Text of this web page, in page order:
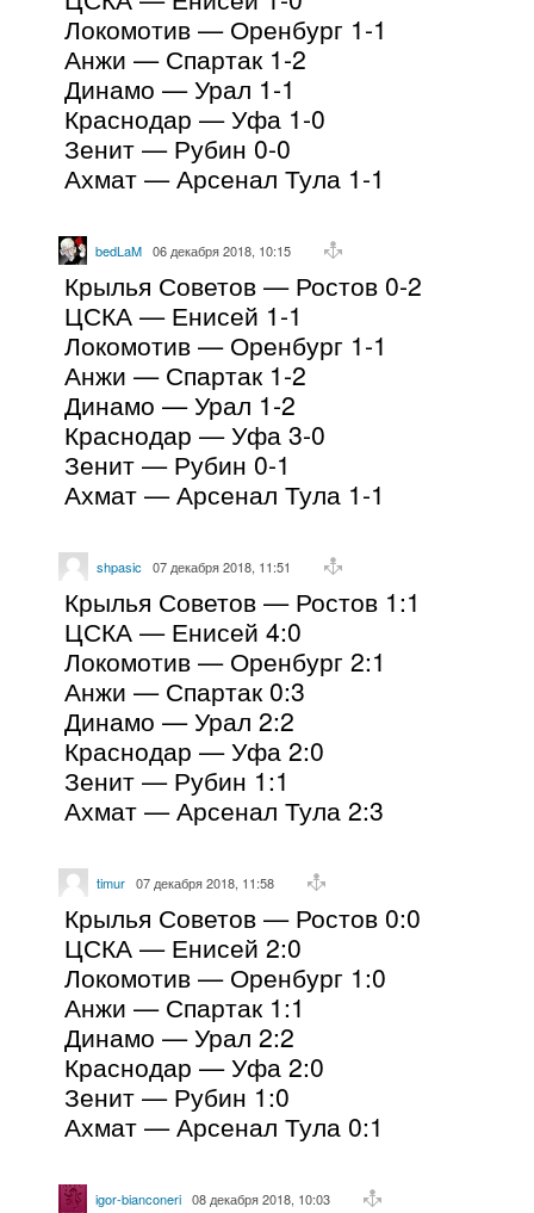
Локомотив — Оренбург 1-1
Анжи — Спартак 1-2
Динамо — Урал 1-1
Краснодар — Уфа 1-0
Зенит — Рубин 0-0
Ахмат — Арсенал Тула 1-1
bedLaM 06 декабря 2018, 10:15
Крылья Советов — Ростов 0-2
ЦСКА — Енисей 1-1
Локомотив — Оренбург 1-1
Анжи — Спартак 1-2
Динамо — Урал 1-2
Краснодар — Уфа 3-0
Зенит — Рубин 0-1
Ахмат — Арсенал Тула 1-1
shpasic 07 декабря 2018, 11:51
Крылья Советов — Ростов 1:1
ЦСКА — Енисей 4:0
Локомотив — Оренбург 2:1
Анжи — Спартак 0:3
Динамо — Урал 2:2
Краснодар — Уфа 2:0
Зенит — Рубин 1:1
Ахмат — Арсенал Тула 2:3
timur 07 декабря 2018, 11:58
Крылья Советов — Ростов 0:0
ЦСКА — Енисей 2:0
Локомотив — Оренбург 1:0
Анжи — Спартак 1:1
Динамо — Урал 2:2
Краснодар — Уфа 2:0
Зенит — Рубин 1:0
Ахмат — Арсенал Тула 0:1
igor-bianconeri 08 декабря 2018, 10:03